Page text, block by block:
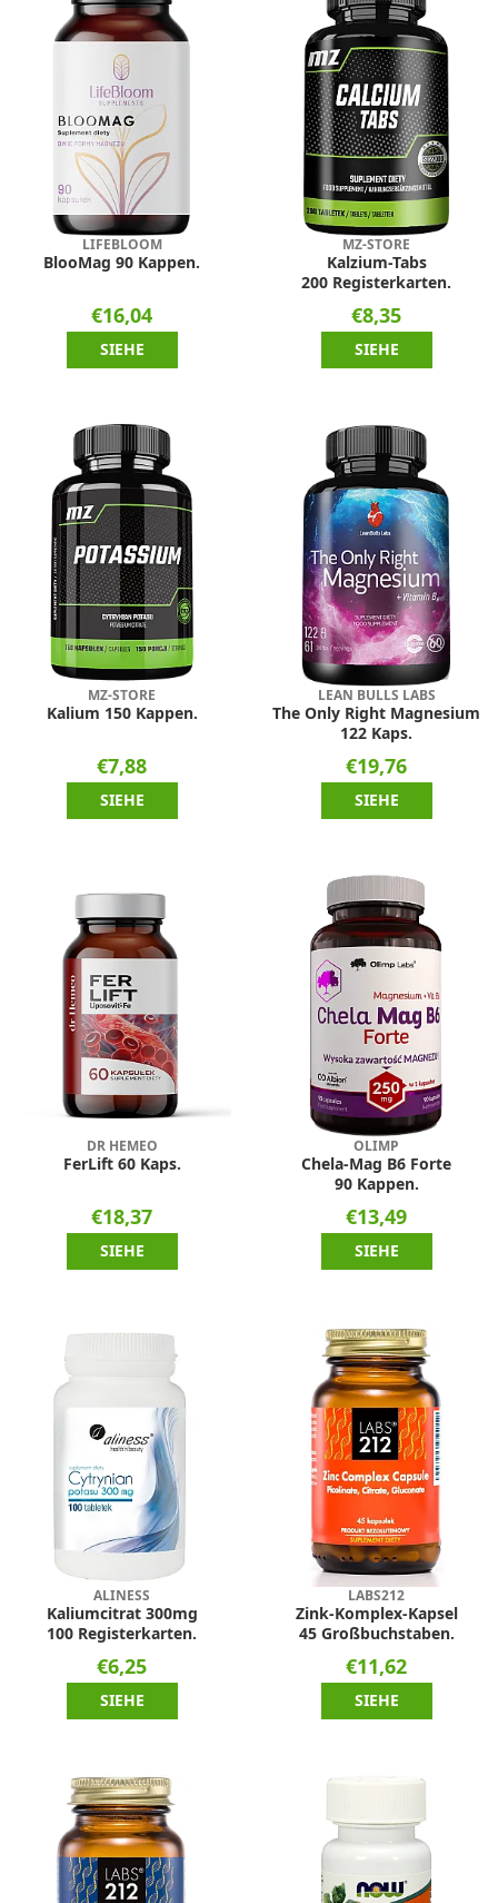
LIFEBLOOM
BlooMag 90 Kappen.
€16,04
SIEHE
MZ-STORE
Kalzium-Tabs
200 Registerkarten.
€8,35
SIEHE
MZ-STORE
Kalium 150 Kappen.
€7,88
SIEHE
LEAN BULLS LABS
The Only Right Magnesium
122 Kaps.
€19,76
SIEHE
DR HEMEO
FerLift 60 Kaps.
€18,37
SIEHE
OLIMP
Chela-Mag B6 Forte
90 Kappen.
€13,49
SIEHE
ALINESS
Kaliumcitrat 300mg
100 Registerkarten.
€6,25
SIEHE
LABS212
Zink-Komplex-Kapsel
45 Großbuchstaben.
€11,62
SIEHE